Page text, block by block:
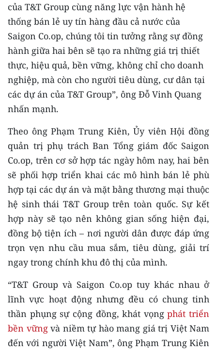
Bắc Trung Bộ
Duyên hải Nam Trung Bộ và Tây
Nguyên
Đông Nam Bộ
Đồng bằng sông Cửu Long
Chuyên trang Hà Nội
Chuyên trang TP. Hồ Chí Minh
CHUYÊN ĐỀ
CÁC CHUYÊN TRANG
VỀ BÁO NHÂN DÂN
THỜI NAY
NHÂN DÂN CUỐI TUẦN
MUA BÁO
ĐỌC BÁO IN
của T&T Group cùng năng lực vận hành hệ
thống bán lẻ uy tín hàng đầu cả nước của
Saigon Co.op, chúng tôi tin tưởng rằng sự đồng
hành giữa hai bên sẽ tạo ra những giá trị thiết
thực, hiệu quả, bền vững, không chỉ cho doanh
nghiệp, mà còn cho người tiêu dùng, cư dân tại
các dự án của T&T Group”, ông Đỗ Vinh Quang
nhấn mạnh.
Theo ông Phạm Trung Kiên, Ủy viên Hội đồng
quản trị phụ trách Ban Tổng giám đốc Saigon
Co.op, trên cơ sở hợp tác ngày hôm nay, hai bên
sẽ phối hợp triển khai các mô hình bán lẻ phù
hợp tại các dự án và mặt bằng thương mại thuộc
hệ sinh thái T&T Group trên toàn quốc. Sự kết
hợp này sẽ tạo nên không gian sống hiện đại,
đồng bộ tiện ích – nơi người dân được đáp ứng
trọn vẹn nhu cầu mua sắm, tiêu dùng, giải trí
ngay trong chính khu đô thị của mình.
“T&T Group và Saigon Co.op tuy khác nhau ở
lĩnh vực hoạt động nhưng đều có chung tinh
thần phụng sự cộng đồng, khát vọngphát triển
bền vữngvà niềm tự hào mang giá trị Việt Nam
đến với người Việt Nam”, ông Phạm Trung Kiên